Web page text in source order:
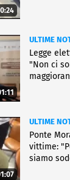
ULTIME
Legge
"Non ci
ULTIME
Ponte
vittime:
siamo